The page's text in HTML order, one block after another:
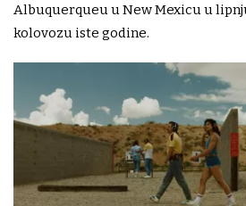
Albuquerqueu u New Mexicu u
kolovozu iste godine.